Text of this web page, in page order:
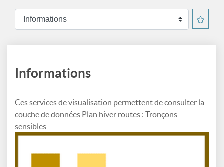
Informations
Ces services de visualisation permettent de consulter la
couche de données Plan hiver routes : Tronçons
sensibles